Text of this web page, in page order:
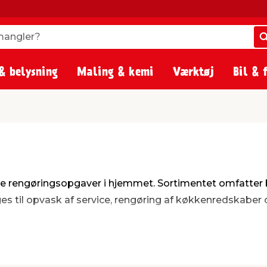
belysning Maling & kemi Værktøj Bil &
rengøringsopgaver i hjemmet. Sortimentet omfatter
til opvask af service, rengøring af køkkenredskaber